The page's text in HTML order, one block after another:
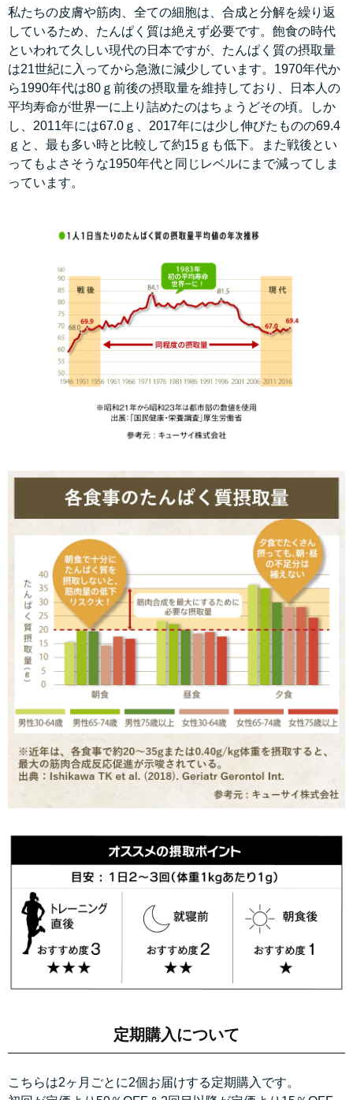
私たちの皮膚や筋肉、全ての細胞は、合成と分解を繰り返
しているため、たんぱく質は絶えず必要です。飽食の時代
といわれて久しい現代の日本ですが、たんぱく質の摂取量
は21世紀に入ってから急激に減少しています。1970年代か
ら1990年代は80ｇ前後の摂取量を維持しており、日本人の
平均寿命が世界一に上り詰めたのはちょうどその頃。しか
し、2011年には67.0ｇ、2017年には少し伸びたものの69.4
ｇと、最も多い時と比較して約15ｇも低下。また戦後とい
ってもよさそうな1950年代と同じレベルにまで減ってしま
っています。
定期購入について
こちらは2ヶ月ごとに2個お届けする定期購入です。